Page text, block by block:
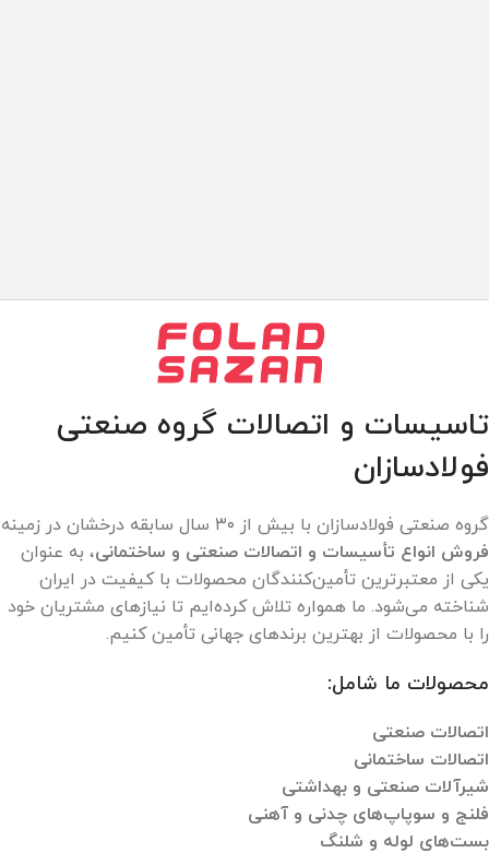
تاسیسات و اتصالات گروه صنعتی
فولادسازان
گروه صنعتی فولادسازان با بیش از ۳۰ سال سابقه درخشان در زمینه
فروش انواع تأسیسات و اتصالات صنعتی و ساختمانی، به عنوان
یکی از معتبرترین تأمین‌کنندگان محصولات با کیفیت در ایران
شناخته می‌شود. ما همواره تلاش کرده‌ایم تا نیازهای مشتریان خود
را با محصولات از بهترین برندهای جهانی تأمین کنیم.
محصولات ما شامل:
اتصالات صنعتی
اتصالات ساختمانی
شیرآلات صنعتی و بهداشتی
فلنج و سوپاپ‌های چدنی و آهنی
بست‌های لوله و شلنگ